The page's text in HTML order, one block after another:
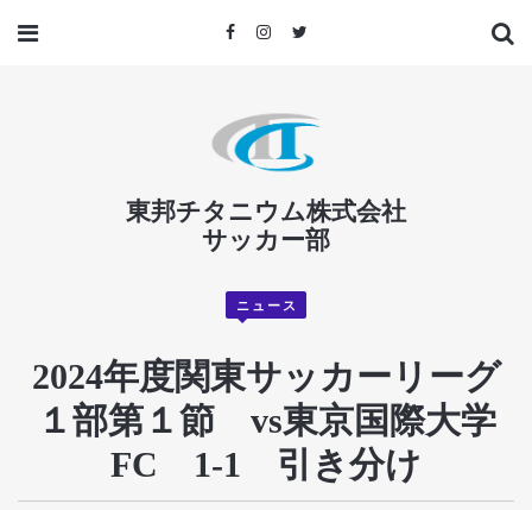
東邦チタニウム株式会社
サッカー部
ニュース
2024年度関東サッカーリーグ
１部第１節 vs東京国際大学
FC 1-1 引き分け